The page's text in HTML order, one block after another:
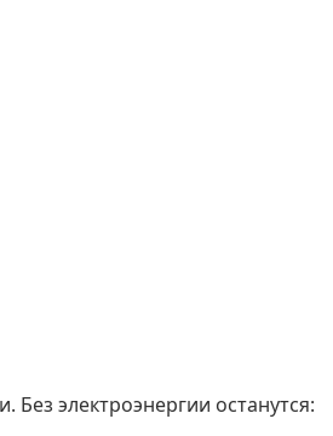
электроэнергии останутся: